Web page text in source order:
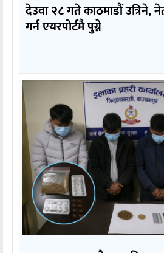
देउवा २८ गते काठमाडौं उत्रिने,
गर्न एयरपोर्टमै पुग्ने